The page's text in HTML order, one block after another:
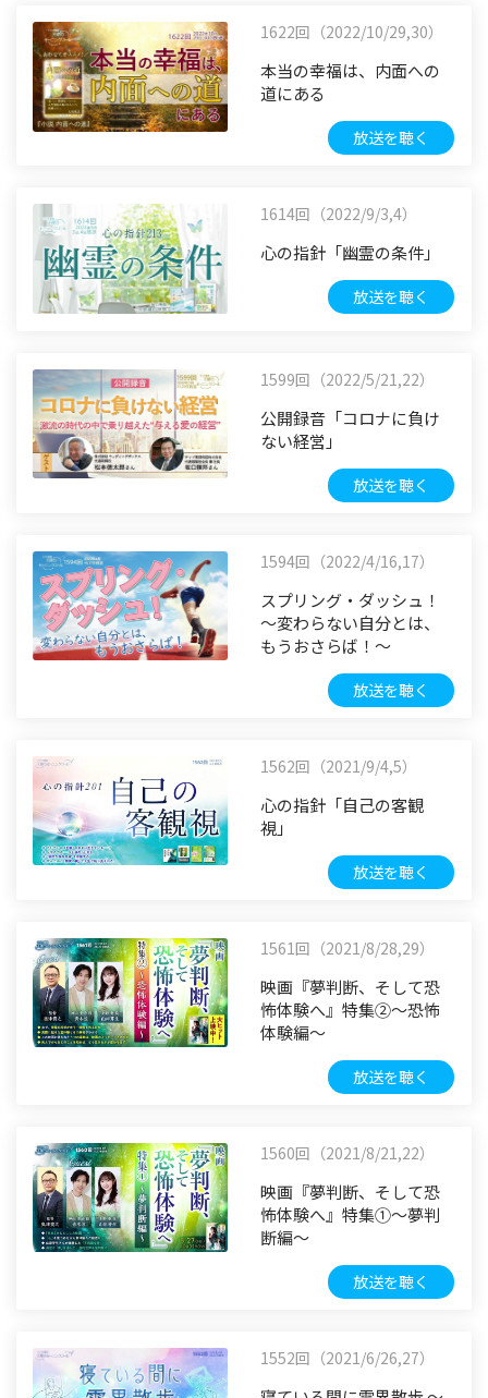
1622回（2022/10/29,30）
本当の幸福は、内面への
道にある
放送を聴く
1614回（2022/9/3,4）
心の指針「幽霊の条件」
放送を聴く
1599回（2022/5/21,22）
公開録音「コロナに負け
ない経営」
放送を聴く
1594回（2022/4/16,17）
スプリング・ダッシュ！
～変わらない自分とは、
もうおさらば！～
放送を聴く
1562回（2021/9/4,5）
心の指針「自己の客観
視」
放送を聴く
1561回（2021/8/28,29）
映画『夢判断、そして恐
怖体験へ』特集②～恐怖
体験編～
放送を聴く
1560回（2021/8/21,22）
映画『夢判断、そして恐
怖体験へ』特集①～夢判
断編～
放送を聴く
1552回（2021/6/26,27）